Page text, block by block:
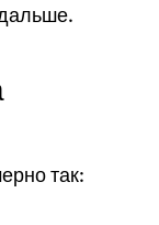
так: